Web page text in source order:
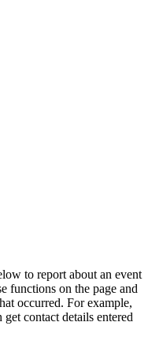
to report about an event
functions on the page and
occurred. For example,
contact details entered